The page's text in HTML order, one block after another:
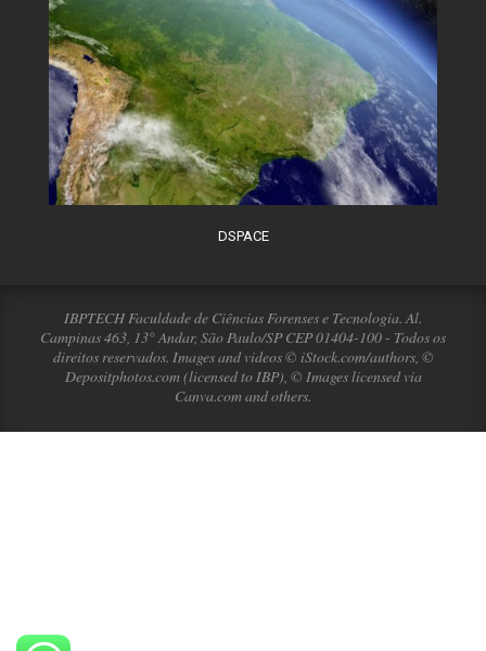
DSPACE
IBPTECH Faculdade de Ciências Forenses e Tecnologia. Al.
Campinas 463, 13° Andar, São Paulo/SP CEP 01404-100 - Todos os
direitos reservados. Images and videos © iStock.com/authors, ©
Depositphotos.com (licensed to IBP), © Images licensed via
Canva.com and others.